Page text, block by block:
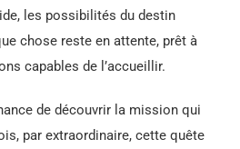
les possibilités du destin
chose reste en attente, prêt à
capables de l’accueillir.
de découvrir la mission qui
par extraordinaire, cette quête